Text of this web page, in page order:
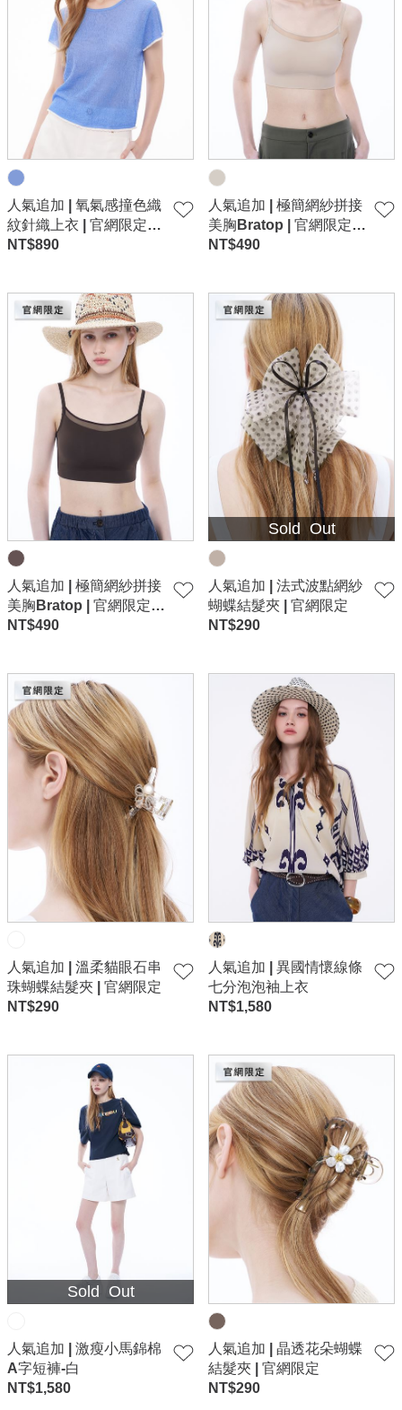
人氣追加 | 氧氣感撞色織
紋針織上衣 | 官網限定-
藍
NT$890
人氣追加 | 極簡網紗拼接
美胸Bratop | 官網限定-
卡其
NT$490
人氣追加 | 極簡網紗拼接
美胸Bratop | 官網限定-
咖啡
NT$490
Sold Out
人氣追加 | 法式波點網紗
蝴蝶結髮夾 | 官網限定
NT$290
人氣追加 | 溫柔貓眼石串
珠蝴蝶結髮夾 | 官網限定
NT$290
人氣追加 | 異國情懷線條
七分泡泡袖上衣
NT$1,580
Sold Out
人氣追加 | 激瘦小馬錦棉
A字短褲-白
NT$1,580
人氣追加 | 晶透花朵蝴蝶
結髮夾 | 官網限定
NT$290